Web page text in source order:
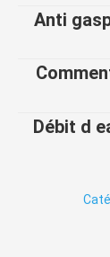
Anti
Débit d